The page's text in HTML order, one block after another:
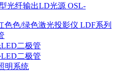
光纤输出LD光源 OSL-
色色/绿色激光投影仪 LDF系列
LED二极管
LED二极管
明系统